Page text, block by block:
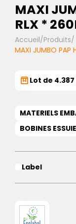
MAXI
RLX *
Accueil/Produits/
MAXI JUMBO PAP
Lot de
MATERIELS
BOBINES
Label